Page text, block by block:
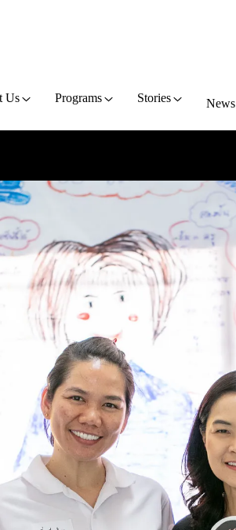
Us Programs Stories News